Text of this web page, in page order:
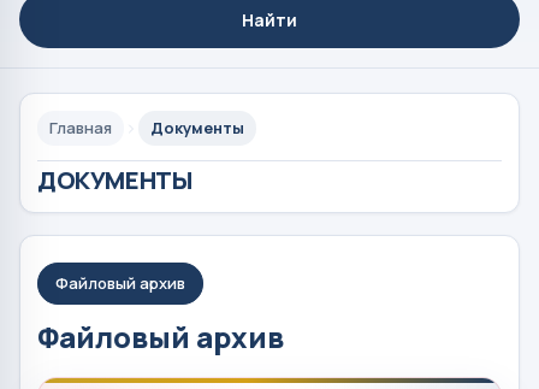
Найти
Главная Документы
ДОКУМЕНТЫ
Файловый архив
Файловый архив